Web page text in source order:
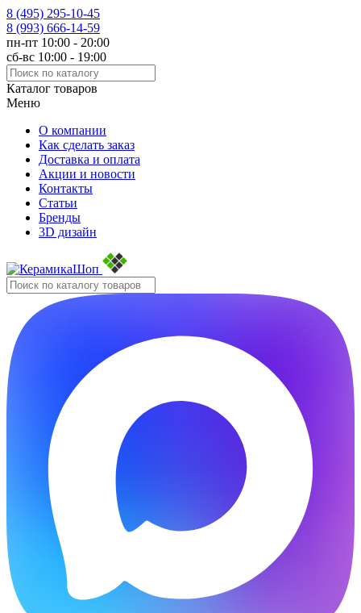
8 (495) 295-10-45
8 (993) 666-14-59
пн-пт 10:00 - 20:00
сб-вс 10:00 - 19:00
Каталог товаров
Меню
О компании
Как сделать заказ
Доставка и оплата
Акции и новости
Контакты
Статьи
Бренды
3D дизайн